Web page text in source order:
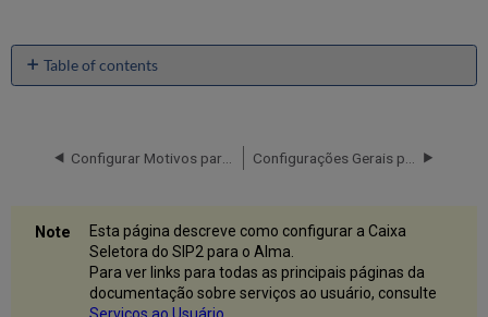
Table of contents
Seletora
Adicionar
uma
Regra
de
Configuração
Esta página descreve como configurar a Caixa
Seletora do SIP2 para o Alma.
Para ver links para todas as principais páginas da
documentação sobre serviços ao usuário, consulte